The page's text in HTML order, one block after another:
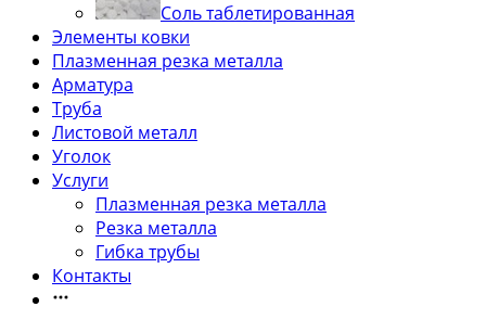
Соль таблетированная
Элементы ковки
Плазменная резка металла
Арматура
Труба
Листовой металл
Уголок
Услуги
Плазменная резка металла
Резка металла
Гибка трубы
Контакты